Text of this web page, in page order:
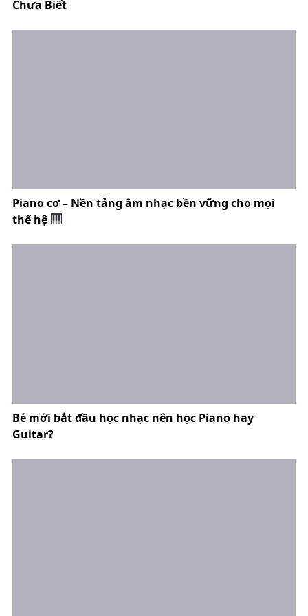
Chưa Biết
Piano cơ – Nền tảng âm nhạc bền vững cho mọi
thế hệ
Bé mới bắt đầu học nhạc nên học Piano hay
Guitar?